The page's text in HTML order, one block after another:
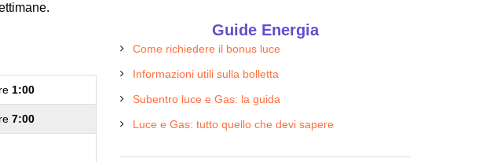
1:00
7:00
Guide Energia
Come richiedere il bonus luce
Informazioni utili sulla bolletta
Subentro luce e Gas: la guida
Luce e Gas: tutto quello che devi sapere